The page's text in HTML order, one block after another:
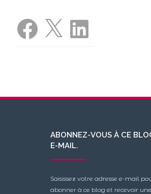
Facebook LinkedIn
ABONNEZ-VOUS À CE
E-MAIL.
Saisissez votre adresse e-mail
abonner à ce blog et recevoir une